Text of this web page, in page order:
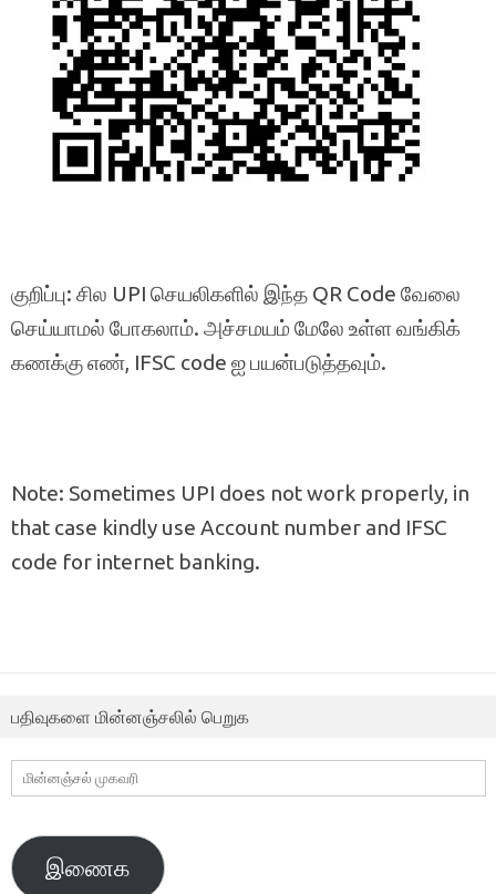
குறிப்பு: சில UPI செயலிகளில் இந்த QR Code வேலை
செய்யாமல் போகலாம். அச்சமயம் மேலே உள்ள வங்கிக்
கணக்கு எண், IFSC code ஐ பயன்படுத்தவும்.
Note: Sometimes UPI does not work properly, in
that case kindly use Account number and IFSC
code for internet banking.
பதிவுகளை மின்னஞ்சலில் பெறுக
மின்னஞ்சல்
முகவரி
இணைக